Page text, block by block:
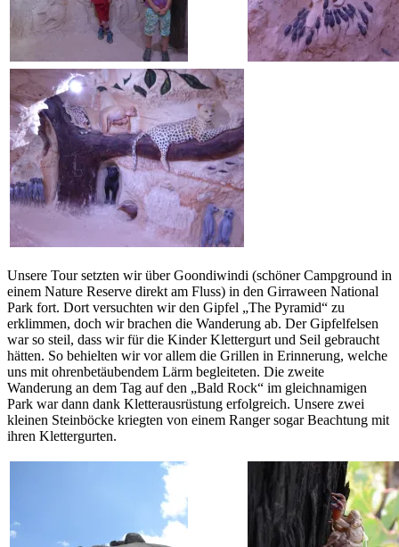
Unsere Tour setzten wir über Goondiwindi (schöner Campground in
einem Nature Reserve direkt am Fluss) in den Girraween National
Park fort. Dort versuchten wir den Gipfel „The Pyramid“ zu
erklimmen, doch wir brachen die Wanderung ab. Der Gipfelfelsen
war so steil, dass wir für die Kinder Klettergurt und Seil gebraucht
hätten. So behielten wir vor allem die Grillen in Erinnerung, welche
uns mit ohrenbetäubendem Lärm begleiteten. Die zweite
Wanderung an dem Tag auf den „Bald Rock“ im gleichnamigen
Park war dann dank Kletterausrüstung erfolgreich. Unsere zwei
kleinen Steinböcke kriegten von einem Ranger sogar Beachtung mit
ihren Klettergurten.